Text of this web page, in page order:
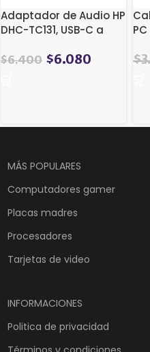
Adaptador de Audio HP
DHC-TC131, USB-C a
Negro
$6.400 $6.080
El
$
MÁS POPULARES
Computadores gamer
Placas madres
Procesadores
Tarjetas de video
INFORMACIONES
Politica de privacidad